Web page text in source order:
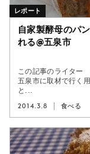
自家製酵母のパ
れる@五泉市
この記事のライター
五泉市に取材で行く
と...
2014.3.8 食べる
レポート